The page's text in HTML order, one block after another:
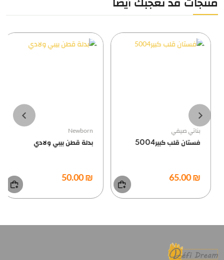
منتجات قد تعجبك أيضًا
بناتي صيفي
فستان قلب كبير5004
₪ 65.00
Newborn
بدلة قطن بيبي ولادي
₪ 50.00